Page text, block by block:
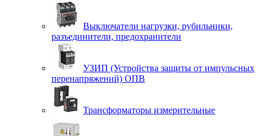
Выключатели нагрузки, рубильники,
разъединители, предохранители
УЗИП (Устройства защиты от импульсных
перенапряжений) ОПВ
Трансформаторы измерительные